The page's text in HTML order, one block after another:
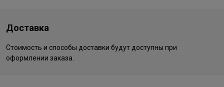
Доставка
Стоимость и способы доставки будут доступны при
оформлении заказа.